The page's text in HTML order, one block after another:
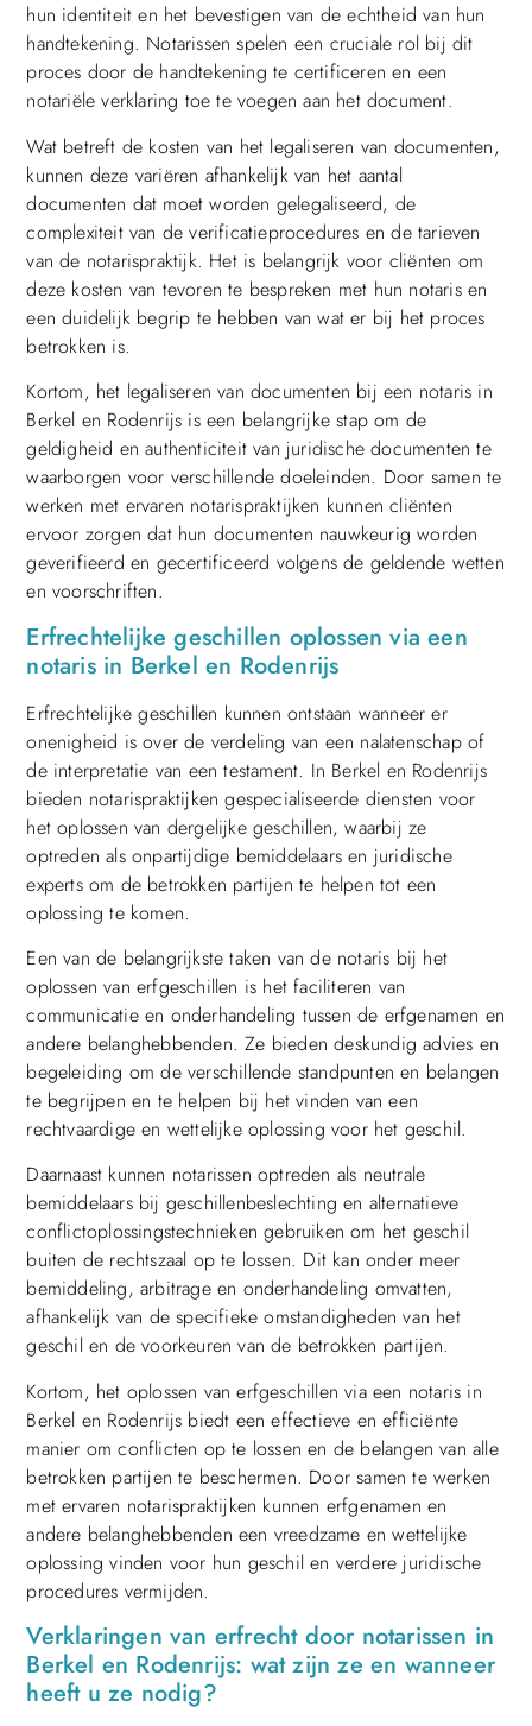
hun identiteit en het bevestigen van de echtheid van hun
handtekening. Notarissen spelen een cruciale rol bij dit
proces door de handtekening te certificeren en een
notariële verklaring toe te voegen aan het document.
Wat betreft de kosten van het legaliseren van documenten,
kunnen deze variëren afhankelijk van het aantal
documenten dat moet worden gelegaliseerd, de
complexiteit van de verificatieprocedures en de tarieven
van de notarispraktijk. Het is belangrijk voor cliënten om
deze kosten van tevoren te bespreken met hun notaris en
een duidelijk begrip te hebben van wat er bij het proces
betrokken is.
Kortom, het legaliseren van documenten bij een notaris in
Berkel en Rodenrijs is een belangrijke stap om de
geldigheid en authenticiteit van juridische documenten te
waarborgen voor verschillende doeleinden. Door samen te
werken met ervaren notarispraktijken kunnen cliënten
ervoor zorgen dat hun documenten nauwkeurig worden
geverifieerd en gecertificeerd volgens de geldende wetten
en voorschriften.
Erfrechtelijke geschillen oplossen via een
notaris in Berkel en Rodenrijs
Erfrechtelijke geschillen kunnen ontstaan ​​wanneer er
onenigheid is over de verdeling van een nalatenschap of
de interpretatie van een testament. In Berkel en Rodenrijs
bieden notarispraktijken gespecialiseerde diensten voor
het oplossen van dergelijke geschillen, waarbij ze
optreden als onpartijdige bemiddelaars en juridische
experts om de betrokken partijen te helpen tot een
oplossing te komen.
Een van de belangrijkste taken van de notaris bij het
oplossen van erfgeschillen is het faciliteren van
communicatie en onderhandeling tussen de erfgenamen en
andere belanghebbenden. Ze bieden deskundig advies en
begeleiding om de verschillende standpunten en belangen
te begrijpen en te helpen bij het vinden van een
rechtvaardige en wettelijke oplossing voor het geschil.
Daarnaast kunnen notarissen optreden als neutrale
bemiddelaars bij geschillenbeslechting en alternatieve
conflictoplossingstechnieken gebruiken om het geschil
buiten de rechtszaal op te lossen. Dit kan onder meer
bemiddeling, arbitrage en onderhandeling omvatten,
afhankelijk van de specifieke omstandigheden van het
geschil en de voorkeuren van de betrokken partijen.
Kortom, het oplossen van erfgeschillen via een notaris in
Berkel en Rodenrijs biedt een effectieve en efficiënte
manier om conflicten op te lossen en de belangen van alle
betrokken partijen te beschermen. Door samen te werken
met ervaren notarispraktijken kunnen erfgenamen en
andere belanghebbenden een vreedzame en wettelijke
oplossing vinden voor hun geschil en verdere juridische
procedures vermijden.
Verklaringen van erfrecht door notarissen in
Berkel en Rodenrijs: wat zijn ze en wanneer
heeft u ze nodig?